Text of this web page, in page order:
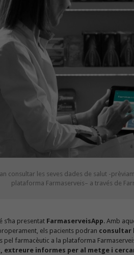
consultar les seves dades de salut -
plataforma Farmaserveis– a través de
s’ha presentat FarmaserveisApp. Amb
els pacients podran consultar
pel farmacèutic a la plataforma
extreure informes per al metge i